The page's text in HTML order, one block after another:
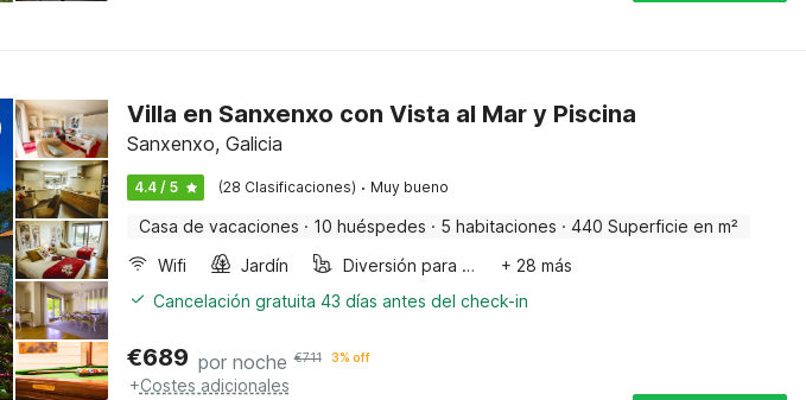
Villa en Sanxenxo con Vista al Mar y Piscina
Sanxenxo, Galicia
4.4 / 5 (28 Clasificaciones) · Muy bueno
Casa de vacaciones · 10 huéspedes · 5 habitaciones · 440 Superficie en m²
Wifi
Jardín Diversión para niños
+ 28 más
Cancelación gratuita 43 días antes del check-in
€689 por noche €711 3% off
+Costes adicionales